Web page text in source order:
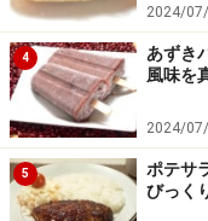
2024/07/
4
あずき
風味を
2024/
5
ポテサ
びっく